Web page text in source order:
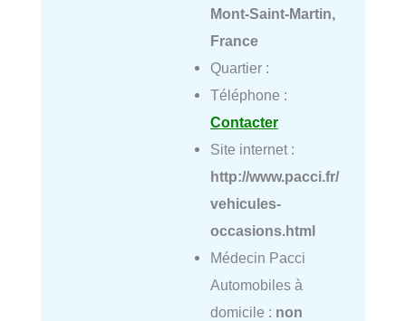
Mont-Saint-Martin,
France
Quartier :
Téléphone :
Contacter
Site internet :
http://www.pacci.fr/
vehicules-
occasions.html
Médecin Pacci
Automobiles à
domicile : non